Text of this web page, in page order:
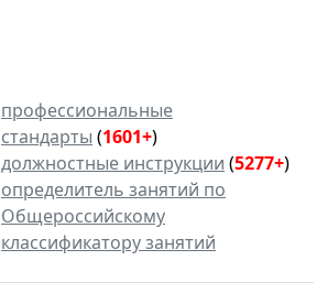
профессиональные
стандарты (1601+)
должностные инструкции (5277+)
определитель занятий по
Общероссийскому
классификатору занятий